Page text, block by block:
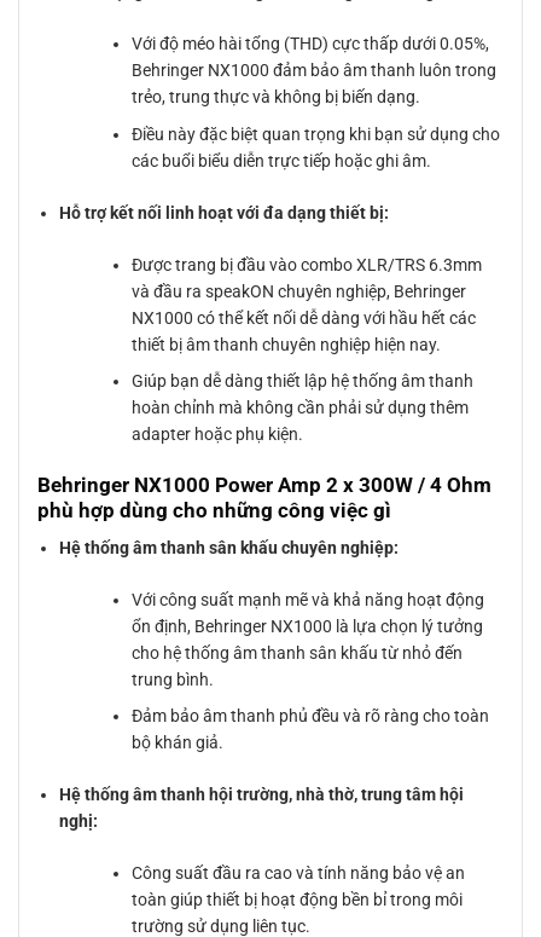
Với độ méo hài tổng (THD) cực thấp dưới 0.05%,
Behringer NX1000 đảm bảo âm thanh luôn trong
trẻo, trung thực và không bị biến dạng.
Điều này đặc biệt quan trọng khi bạn sử dụng cho
các buổi biểu diễn trực tiếp hoặc ghi âm.
Hỗ trợ kết nối linh hoạt với đa dạng thiết bị:
Được trang bị đầu vào combo XLR/TRS 6.3mm
và đầu ra speakON chuyên nghiệp, Behringer
NX1000 có thể kết nối dễ dàng với hầu hết các
thiết bị âm thanh chuyên nghiệp hiện nay.
Giúp bạn dễ dàng thiết lập hệ thống âm thanh
hoàn chỉnh mà không cần phải sử dụng thêm
adapter hoặc phụ kiện.
Behringer NX1000 Power Amp 2 x 300W / 4 Ohm
phù hợp dùng cho những công việc gì
Hệ thống âm thanh sân khấu chuyên nghiệp:
Với công suất mạnh mẽ và khả năng hoạt động
ổn định, Behringer NX1000 là lựa chọn lý tưởng
cho hệ thống âm thanh sân khấu từ nhỏ đến
trung bình.
Đảm bảo âm thanh phủ đều và rõ ràng cho toàn
bộ khán giả.
Hệ thống âm thanh hội trường, nhà thờ, trung tâm hội
nghị:
Công suất đầu ra cao và tính năng bảo vệ an
toàn giúp thiết bị hoạt động bền bỉ trong môi
trường sử dụng liên tục.